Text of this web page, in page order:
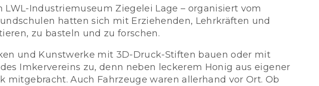
Industriemuseum Ziegelei Lage – organisiert vom
hatten sich mit Erziehenden, Lehrkräften und
zu basteln und zu forschen.
und Kunstwerke mit 3D-Druck-Stiften bauen oder mit
Imkervereins zu, denn neben leckerem Honig aus eigener
Auch Fahrzeuge waren allerhand vor Ort. Ob